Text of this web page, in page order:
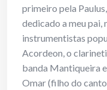
primeiro pela
dedicado a meu pai,
instrumentistas
Acordeon, o
banda Mantiqueira
Omar (filho do